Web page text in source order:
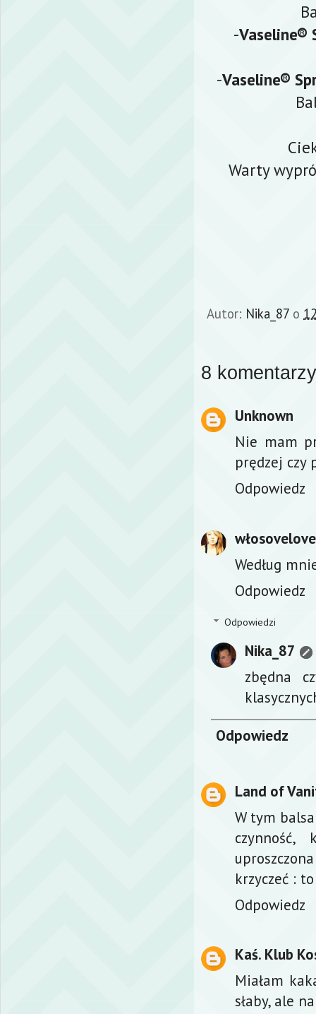
-Vaseline®
-Vaseline®
Warty
Autor: Nika_87 o
8
Unknown
Nie mam
prędzej czy
Odpowiedz
Według
Odpowiedz
Odpowiedzi
Nika_87
zbędna
Odpowiedz
Land of
W tym
krzyczeć :
Odpowiedz
Kaś. Klub
Miałam
słaby, ale